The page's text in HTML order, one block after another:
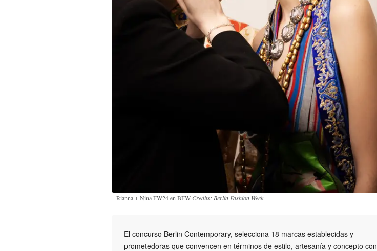
Rianna + Nina FW24 en BFW Credits: Berlin Fashion Week
El concurso Berlin Contemporary, selecciona 18 marcas establecidas y
prometedoras que convencen en términos de estilo, artesanía y concepto con